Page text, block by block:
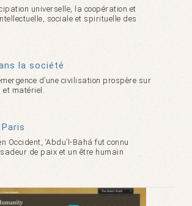
universelle, la coopération et
sociale et spirituelle des
la société
d’une civilisation prospère sur
et matériel.
Paris
Occident, ‘Abdu’l-Bahá fut connu
de paix et un être humain